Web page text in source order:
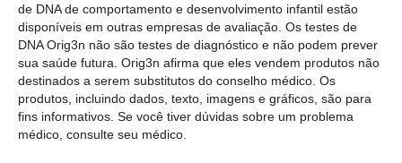
de DNA de comportamento e desenvolvimento infantil estão
disponíveis em outras empresas de avaliação. Os testes de
DNA Orig3n não são testes de diagnóstico e não podem prever
sua saúde futura. Orig3n afirma que eles vendem produtos não
destinados a serem substitutos do conselho médico. Os
produtos, incluindo dados, texto, imagens e gráficos, são para
fins informativos. Se você tiver dúvidas sobre um problema
médico, consulte seu médico.